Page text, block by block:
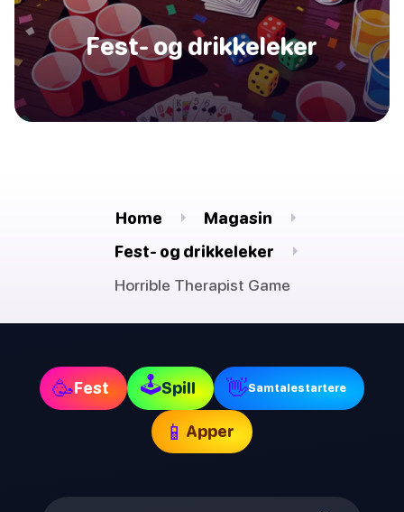
Fest- og drikkeleker
Home
Magasin
Fest- og drikkeleker
Horrible Therapist Game
🥳Fest 🕹Spill 👋Samtalestartere
📱 Apper